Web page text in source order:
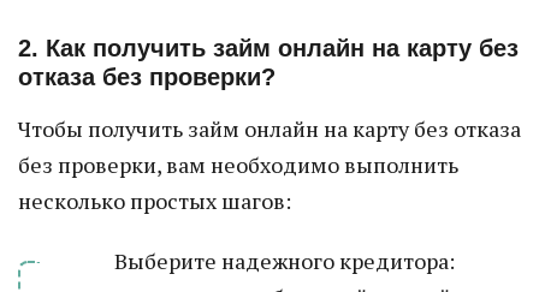
2. Как получить займ онлайн на карту без
отказа без проверки?
Чтобы получить займ онлайн на карту без отказа
без проверки, вам необходимо выполнить
несколько простых шагов:
Выберите надежного кредитора: